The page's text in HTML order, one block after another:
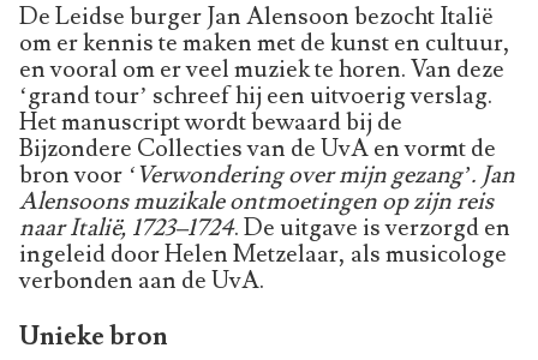
De Leidse burger Jan Alensoon bezocht Italië
om er kennis te maken met de kunst en cultuur,
en vooral om er veel muziek te horen. Van deze
‘grand tour’ schreef hij een uitvoerig verslag.
Het manuscript wordt bewaard bij de
Bijzondere Collecties van de UvA en vormt de
bron voor ‘Verwondering over mijn gezang’. Jan
Alensoons muzikale ontmoetingen op zijn reis
naar Italië, 1723–1724. De uitgave is verzorgd en
ingeleid door Helen Metzelaar, als musicologe
verbonden aan de UvA.
Unieke bron